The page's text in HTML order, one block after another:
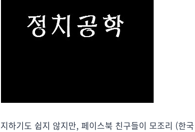
하기도 쉽지 않지만, 페이스북 친구들이 모조리 (한국